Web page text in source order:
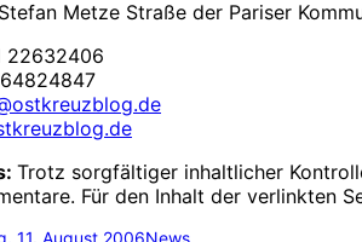
Stefan Metze Straße der Pariser
22632406
Trotz sorgfältiger inhaltlicher
Für den Inhalt der verlinkten
11. August 2006News